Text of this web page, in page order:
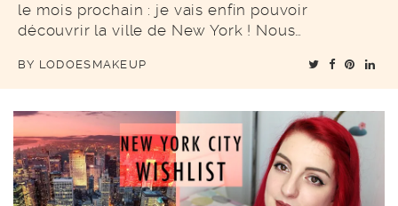
le mois prochain : je vais enfin pouvoir
découvrir la ville de New York ! Nous…
BY LODOESMAKEUP